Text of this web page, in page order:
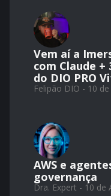
Vem aí a
com Claude +
do DIO PRO
Felipão DIO - 10
AWS e
governança
Dra. Expert - 10 de